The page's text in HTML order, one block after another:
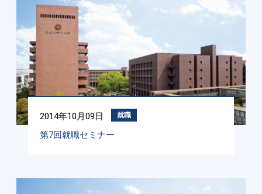
2014年10月09日 就職
第7回就職セミナー